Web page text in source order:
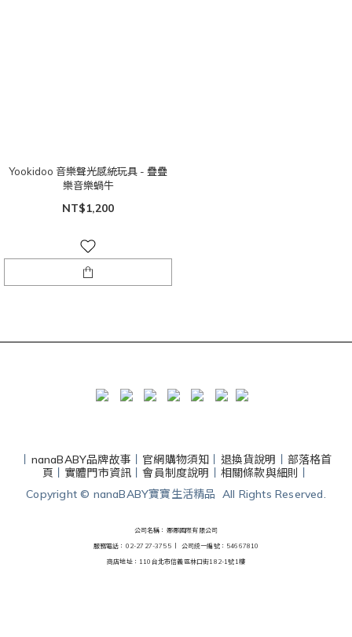
Yookidoo 音樂聲光感統玩具 - 疊疊
樂音樂蝸牛
NT$1,200
nanaBABY品牌故事 官網購物須知 退換貨說明
部落格首
頁
實體門市資訊 丨會員制度說明 相關條款與細則
Copyright © nanaBABY寶寶生活精品 All Rights Reserved.
公司名稱：娜娜國際有限公司
服務電話：02-2727-3755 丨 公司統一編號：54667810
商店地址：110台北市信義區林口街182-1號1樓